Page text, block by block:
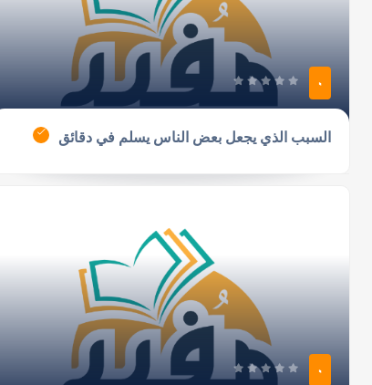
0
السبب الذي يجعل بعض الناس يسلم في دقائق
0